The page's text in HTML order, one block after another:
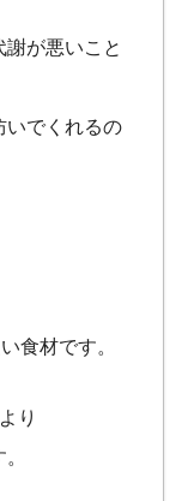
が悪いこと
いでくれるの
食材です。
り